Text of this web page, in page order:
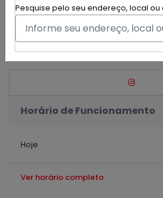
Pesquise pelo seu endereço, local ou
(77) 99867-6931
(77) 99867-6931
jr.ssa.32@hotmail.com
Horário de Funcionamento
Hoje
Ver horário completo